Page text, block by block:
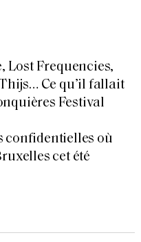
Lost Frequencies,
Ce qu’il fallait
Festival
confidentielles où
cet été